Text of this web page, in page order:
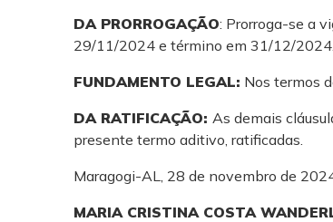
DA PRORROGAÇÃO: Prorroga-se a
29/11/2024 e término em 31/12/2024.
FUNDAMENTO LEGAL: Nos termos
DA RATIFICAÇÃO: As demais
presente termo aditivo, ratificadas.
Maragogi-AL, 28 de novembro de
MARIA CRISTINA COSTA